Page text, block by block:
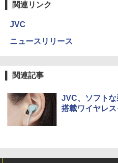
関連リンク
JVC
ニュースリリース
関連記事
JVC、ソフト
搭載ワイヤレ